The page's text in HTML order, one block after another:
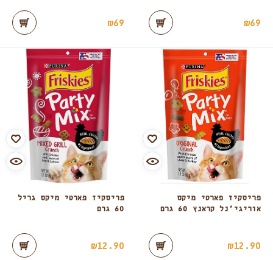
₪69
₪69
פריסקיז פארטי מיקס
אוריגי’נל קראנץ 60 גרם
₪12.90
פריסקיז פארטי מיקס גריל
60 גרם
₪12.90